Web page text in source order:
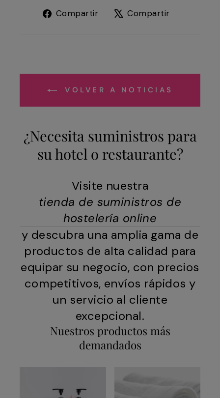
Compartir
Compartir
Compartir
VOLVER A NOTICIAS
¿Necesita suministros para
su hotel o restaurante?
Visite nuestra
tienda de suministros de
hostelería online
y descubra una amplia gama de
productos de alta calidad para
equipar su negocio, con precios
competitivos, envíos rápidos y
un servicio al cliente
excepcional.
Nuestros productos más
demandados